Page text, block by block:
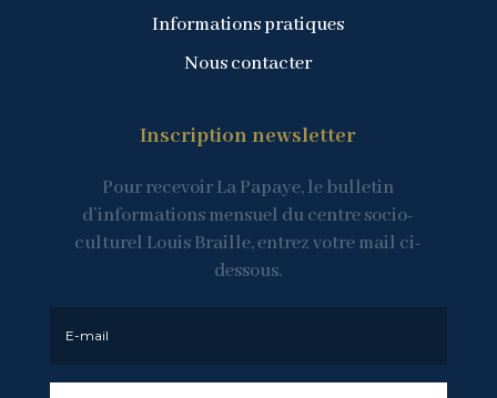
Informations pratiques
Nous contacter
Inscription newsletter
Pour recevoir La Papaye, le bulletin
d’informations mensuel du centre socio-
culturel Louis Braille, entrez votre mail ci-
dessous.